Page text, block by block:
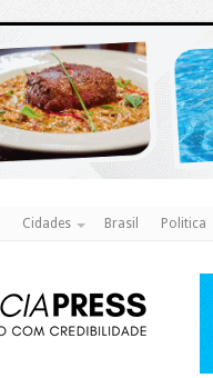
Cidades Brasil Politica